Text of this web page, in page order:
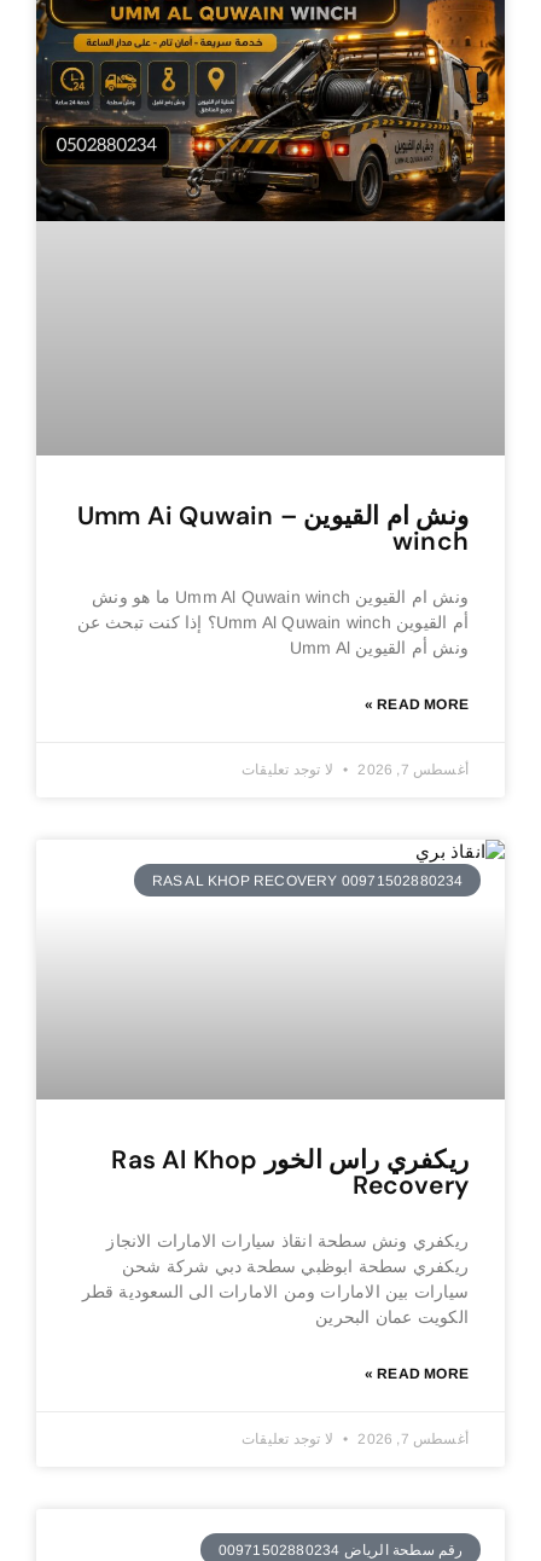
ونش ام القيوين – Umm Ai Quwain
winch
ونش ام القيوين Umm Al Quwain winch ما هو ونش
أم القيوين Umm Al Quwain winch؟ إذا كنت تبحث عن
ونش أم القيوين Umm Al
READ MORE »
أغسطس 7, 2026 لا توجد تعليقات
RAS AL KHOP RECOVERY 00971502880234
ريكفري راس الخور Ras Al Khop
Recovery
ريكفري ونش سطحة انقاذ سيارات الامارات الانجاز
ريكفري سطحة ابوظبي سطحة دبي شركة شحن
سيارات بين الامارات ومن الامارات الى السعودية قطر
الكويت عمان البحرين
READ MORE »
أغسطس 7, 2026 لا توجد تعليقات
رقم سطحة الرياض 00971502880234